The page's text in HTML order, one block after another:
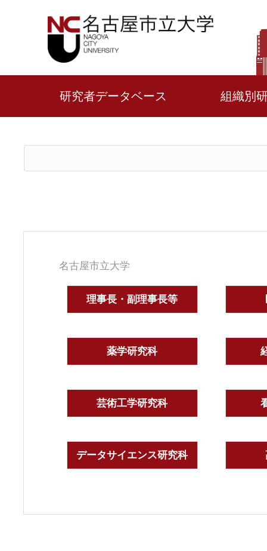
研究者データベース 組織別
名古屋市立大学
理事長・副理事長等
薬学研究科
芸術工学研究科
データサイエンス研究科